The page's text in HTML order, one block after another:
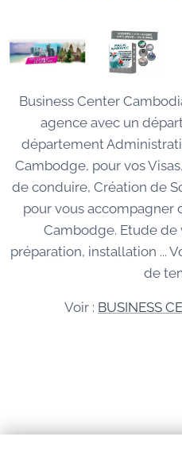
Business Center
agence avec un
département
Cambodge, pour vos
de conduire, Création de
pour vous accompagner
Cambodge. Etude de
préparation, installation ...
de
Voir : BUSINESS